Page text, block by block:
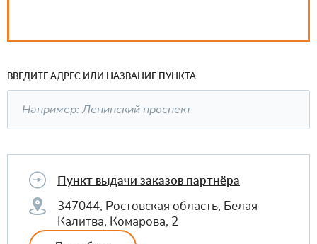
ВВЕДИТЕ АДРЕС ИЛИ НАЗВАНИЕ ПУНКТА
Пункт выдачи заказов партнёра
347044, Ростовская область, Белая
Калитва, Комарова, 2